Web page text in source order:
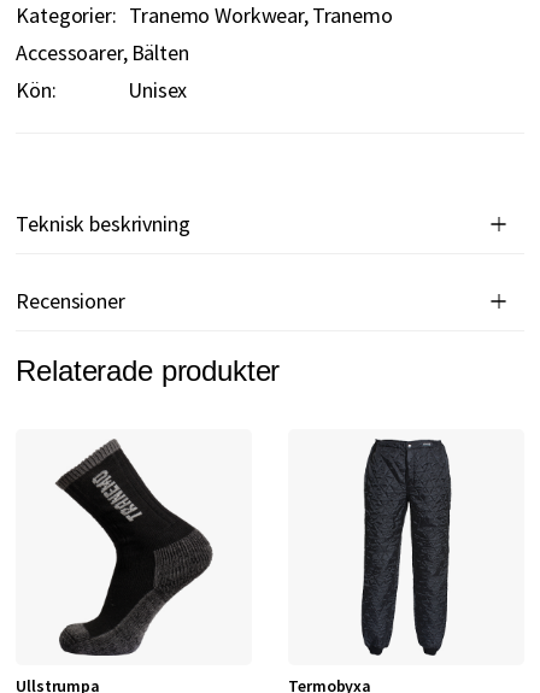
Kategorier: Tranemo Workwear Tranemo
Accessoarer Bälten
Kön:
Unisex
Teknisk beskrivning
Recensioner
Relaterade produkter
Ullstrumpa Termobyxa